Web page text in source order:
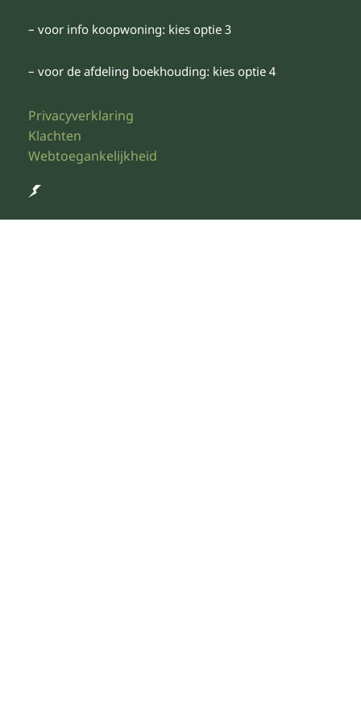
– voor info koopwoning: kies optie 3
– voor de afdeling boekhouding: kies optie 4
Privacyverklaring
Klachten
Webtoegankelijkheid